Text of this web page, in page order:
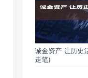
诚金资产 让历史
走笔)